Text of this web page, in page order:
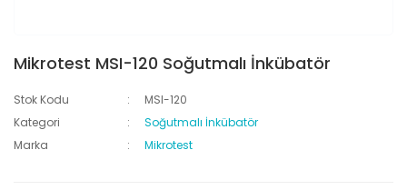
Mikrotest MSI-120 Soğutmalı İnkübatör
Stok Kodu
MSI-120
Kategori
Soğutmalı İnkübatör
Marka
Mikrotest